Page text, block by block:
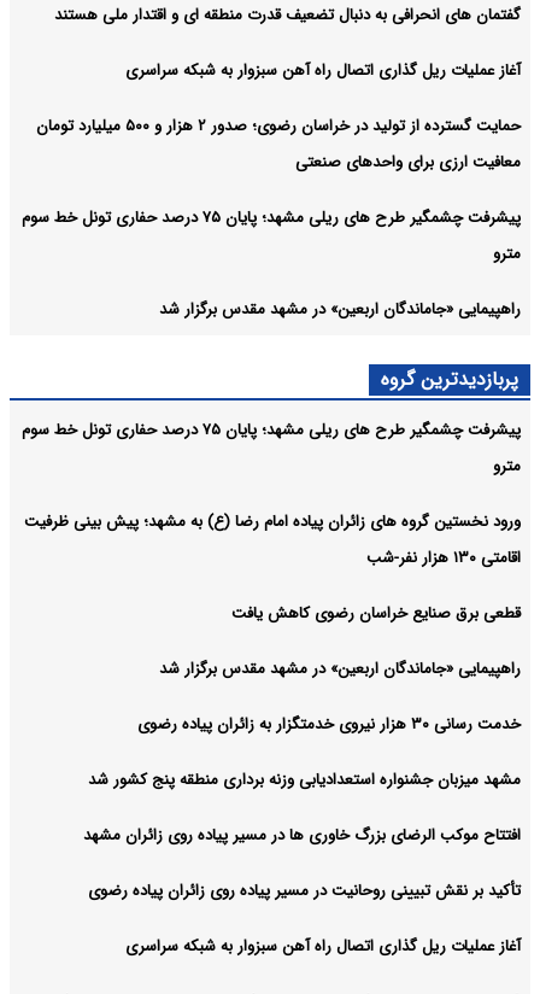
گفتمان‌ های انحرافی به دنبال تضعیف قدرت منطقه‌ ای و اقتدار ملی هستند
آغاز عملیات ریل‌ گذاری اتصال راه‌ آهن سبزوار به شبکه سراسری
حمایت گسترده از تولید در خراسان رضوی؛ صدور ۲ هزار و ۵۰۰ میلیارد تومان
معافیت ارزی برای واحدهای صنعتی
پیشرفت چشمگیر طرح های ریلی مشهد؛ پایان ۷۵ درصد حفاری تونل خط سوم
مترو
راهپیمایی «جاماندگان اربعین» در مشهد مقدس برگزار شد
پربازدیدترین گروه
پیشرفت چشمگیر طرح های ریلی مشهد؛ پایان ۷۵ درصد حفاری تونل خط سوم
مترو
ورود نخستین گروه‌ های زائران پیاده امام رضا (ع) به مشهد؛ پیش‌ بینی ظرفیت
اقامتی ۱۳۰ هزار نفر-شب
قطعی برق صنایع خراسان رضوی کاهش یافت
راهپیمایی «جاماندگان اربعین» در مشهد مقدس برگزار شد
خدمت رسانی ۳۰ هزار نیروی خدمتگزار به زائران پیاده رضوی
مشهد میزبان جشنواره استعدادیابی وزنه‌ برداری منطقه پنج کشور شد
افتتاح موکب الرضای بزرگ خاوری‌ ها در مسیر پیاده‌ روی زائران مشهد
تأکید بر نقش تبیینی روحانیت در مسیر پیاده‌ روی زائران پیاده رضوی
آغاز عملیات ریل‌ گذاری اتصال راه‌ آهن سبزوار به شبکه سراسری